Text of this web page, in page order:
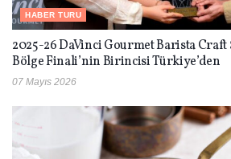
HABER TURU
2025-26 DaVinci Gourmet Barista Craft
Bölge Finali’nin Birincisi Türkiye’den
07 Mayıs 2026